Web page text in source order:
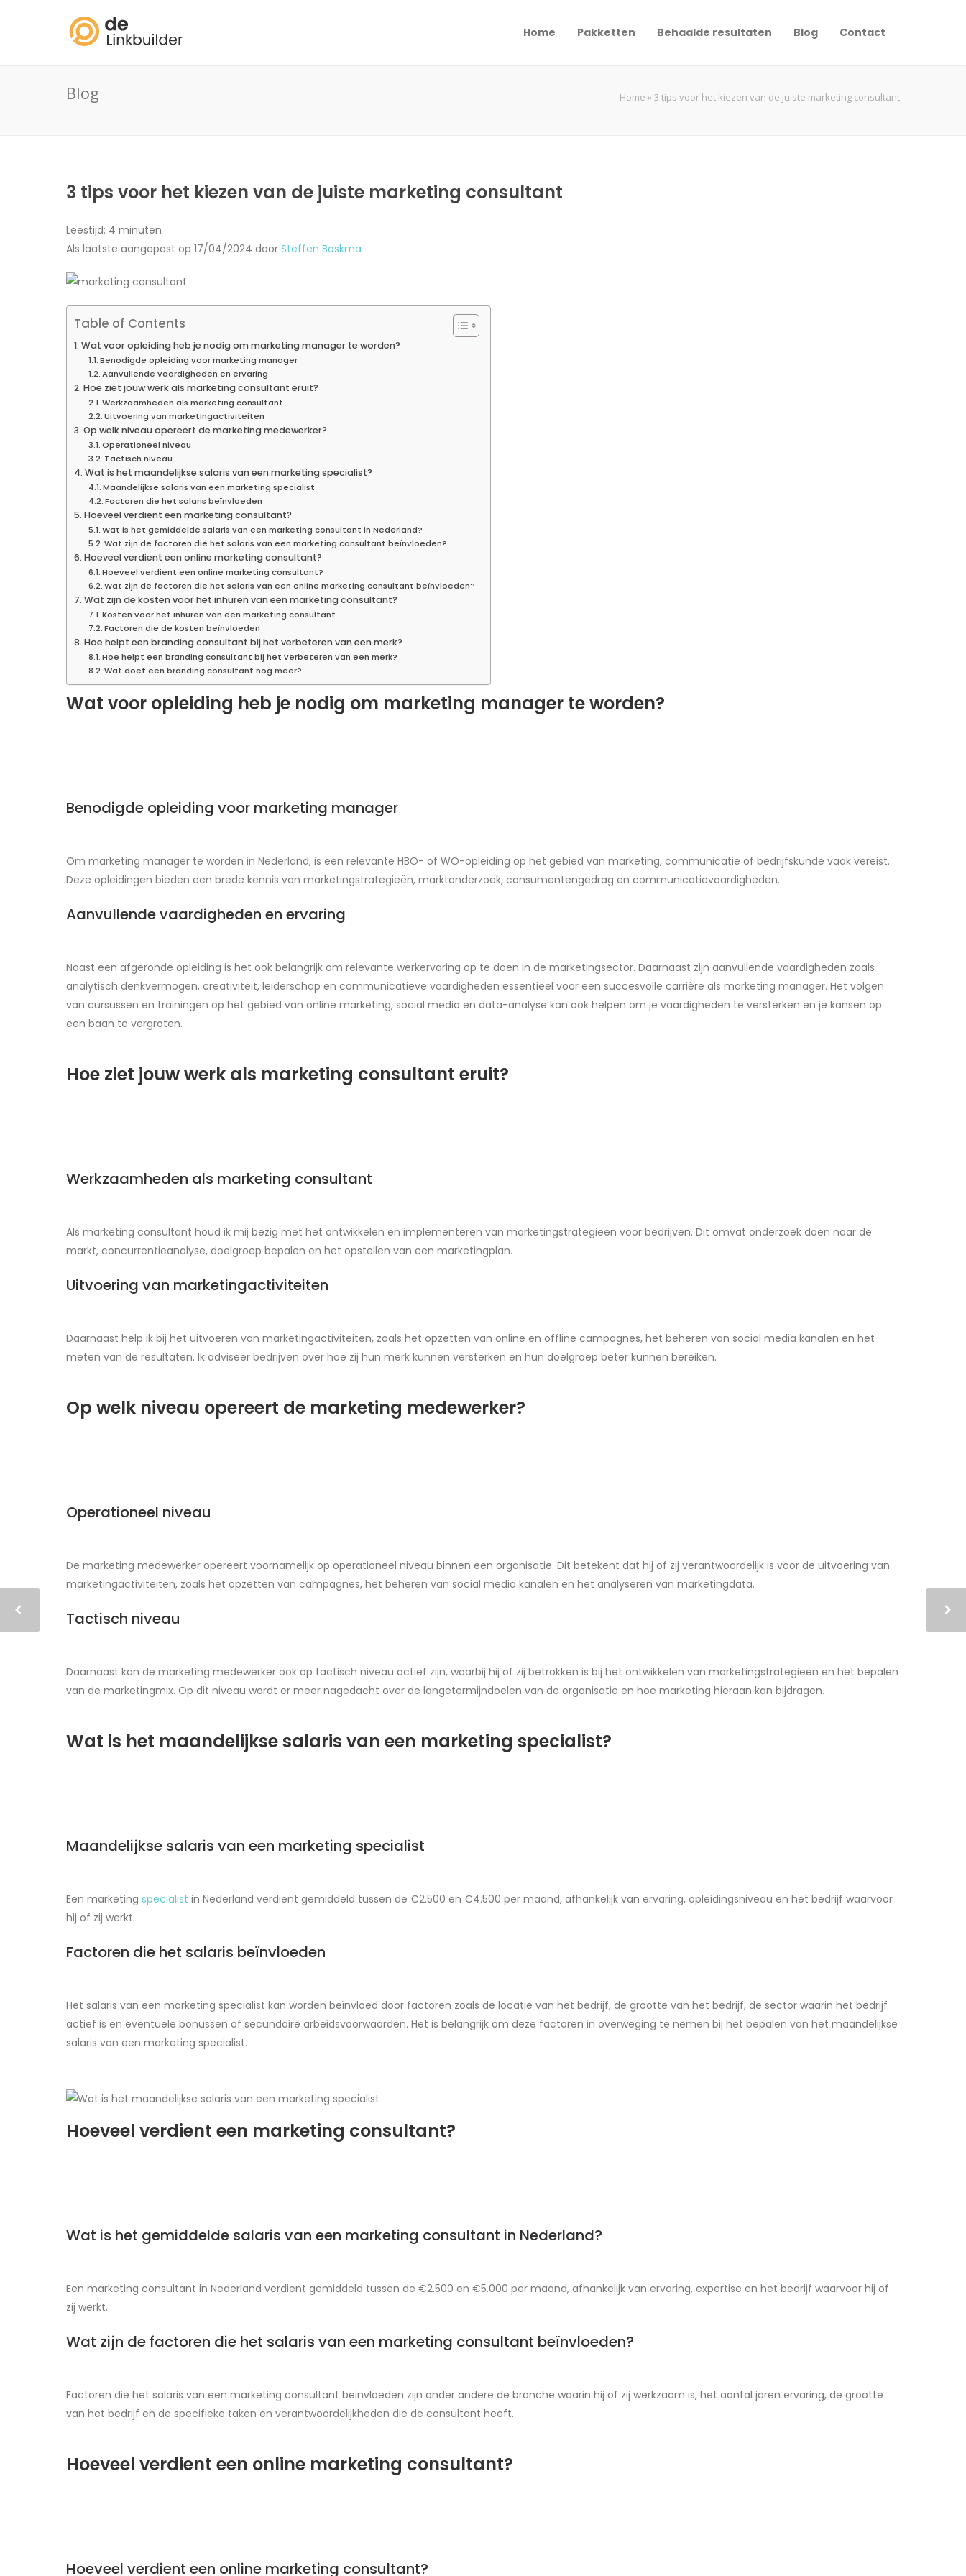
Home Pakketten Behaalde resultaten Blog Contact
Blog Home »3 tips voor het kiezen van de juiste marketing consultant
3 tips voor het kiezen van de juiste marketing consultant
Leestijd: 4 minuten
Als laatste aangepast op 17/04/2024 door Steffen Boskma
Table of Contents
Wat voor opleiding heb je nodig om marketing manager te worden?
Benodigde opleiding voor marketing manager
Aanvullende vaardigheden en ervaring
Hoe ziet jouw werk als marketing consultant eruit?
Werkzaamheden als marketing consultant
Uitvoering van marketingactiviteiten
Op welk niveau opereert de marketing medewerker?
Operationeel niveau
Tactisch niveau
Wat is het maandelijkse salaris van een marketing specialist?
Maandelijkse salaris van een marketing specialist
Factoren die het salaris beïnvloeden
Hoeveel verdient een marketing consultant?
Wat is het gemiddelde salaris van een marketing consultant in Nederland?
Wat zijn de factoren die het salaris van een marketing consultant beïnvloeden?
Hoeveel verdient een online marketing consultant?
Hoeveel verdient een online marketing consultant?
Wat zijn de factoren die het salaris van een online marketing consultant beïnvloeden?
Wat zijn de kosten voor het inhuren van een marketing consultant?
Kosten voor het inhuren van een marketing consultant
Factoren die de kosten beïnvloeden
Hoe helpt een branding consultant bij het verbeteren van een merk?
Hoe helpt een branding consultant bij het verbeteren van een merk?
Wat doet een branding consultant nog meer?
Wat voor opleiding heb je nodig om marketing manager te worden?
Benodigde opleiding voor marketing manager
Om marketing manager te worden in Nederland, is een relevante HBO- of WO-opleiding op het gebied van marketing, communicatie of bedrijfskunde vaak vereist.
Deze opleidingen bieden een brede kennis van marketingstrategieën, marktonderzoek, consumentengedrag en communicatievaardigheden.
Aanvullende vaardigheden en ervaring
Naast een afgeronde opleiding is het ook belangrijk om relevante werkervaring op te doen in de marketingsector. Daarnaast zijn aanvullende vaardigheden zoals
analytisch denkvermogen, creativiteit, leiderschap en communicatieve vaardigheden essentieel voor een succesvolle carrière als marketing manager. Het volgen
van cursussen en trainingen op het gebied van online marketing, social media en data-analyse kan ook helpen om je vaardigheden te versterken en je kansen op
een baan te vergroten.
Hoe ziet jouw werk als marketing consultant eruit?
Werkzaamheden als marketing consultant
Als marketing consultant houd ik mij bezig met het ontwikkelen en implementeren van marketingstrategieën voor bedrijven. Dit omvat onderzoek doen naar de
markt, concurrentieanalyse, doelgroep bepalen en het opstellen van een marketingplan.
Uitvoering van marketingactiviteiten
Daarnaast help ik bij het uitvoeren van marketingactiviteiten, zoals het opzetten van online en offline campagnes, het beheren van social media kanalen en het
meten van de resultaten. Ik adviseer bedrijven over hoe zij hun merk kunnen versterken en hun doelgroep beter kunnen bereiken.
Op welk niveau opereert de marketing medewerker?
Operationeel niveau
De marketing medewerker opereert voornamelijk op operationeel niveau binnen een organisatie. Dit betekent dat hij of zij verantwoordelijk is voor de uitvoering van
marketingactiviteiten, zoals het opzetten van campagnes, het beheren van social media kanalen en het analyseren van marketingdata.
Tactisch niveau
Daarnaast kan de marketing medewerker ook op tactisch niveau actief zijn, waarbij hij of zij betrokken is bij het ontwikkelen van marketingstrategieën en het bepalen
van de marketingmix. Op dit niveau wordt er meer nagedacht over de langetermijndoelen van de organisatie en hoe marketing hieraan kan bijdragen.
Wat is het maandelijkse salaris van een marketing specialist?
Maandelijkse salaris van een marketing specialist
Een marketing specialist in Nederland verdient gemiddeld tussen de €2.500 en €4.500 per maand, afhankelijk van ervaring, opleidingsniveau en het bedrijf waarvoor
hij of zij werkt.
Factoren die het salaris beïnvloeden
Het salaris van een marketing specialist kan worden beïnvloed door factoren zoals de locatie van het bedrijf, de grootte van het bedrijf, de sector waarin het bedrijf
actief is en eventuele bonussen of secundaire arbeidsvoorwaarden. Het is belangrijk om deze factoren in overweging te nemen bij het bepalen van het maandelijkse
salaris van een marketing specialist.
Hoeveel verdient een marketing consultant?
Wat is het gemiddelde salaris van een marketing consultant in Nederland?
Een marketing consultant in Nederland verdient gemiddeld tussen de €2.500 en €5.000 per maand, afhankelijk van ervaring, expertise en het bedrijf waarvoor hij of
zij werkt.
Wat zijn de factoren die het salaris van een marketing consultant beïnvloeden?
Factoren die het salaris van een marketing consultant beïnvloeden zijn onder andere de branche waarin hij of zij werkzaam is, het aantal jaren ervaring, de grootte
van het bedrijf en de specifieke taken en verantwoordelijkheden die de consultant heeft.
Hoeveel verdient een online marketing consultant?
Hoeveel verdient een online marketing consultant?